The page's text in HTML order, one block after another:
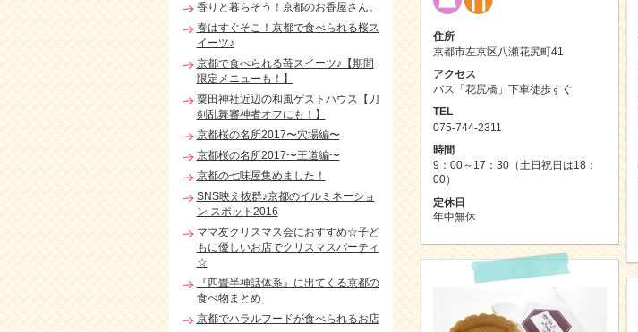
住所
京都市左京区八瀬花尻町41
アクセス
バス「花尻橋」下車徒歩すぐ
TEL
075-744-2311
時間
9：00～17：30（土日祝日は18：
00）
定休日
年中無休
香りと暮らそう！京都のお香屋さん。
春はすぐそこ！京都で食べられる桜ス
イーツ♪
京都で食べられる苺スイーツ♪【期間
限定メニューも！】
粟田神社近辺の和風ゲストハウス【刀
剣乱舞審神者オフにも！】
京都桜の名所2017〜穴場編〜
京都桜の名所2017〜王道編〜
京都の七味屋集めました！
SNS映え抜群♪京都のイルミネーショ
ン スポット2016
ママ友クリスマス会におすすめ☆子ど
もに優しいお店でクリスマスパーティ
☆
『四畳半神話体系』に出てくる京都の
食べ物まとめ
京都でハラルフードが食べられるお店